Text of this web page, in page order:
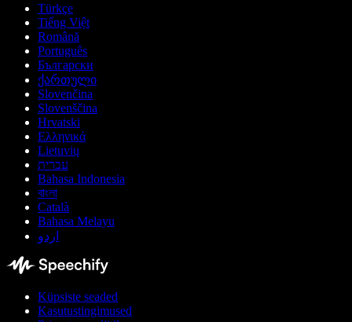
Türkçe
Tiếng Việt
Română
Português
Български
ქართული
Slovenčina
Slovenščina
Hrvatski
Ελληνικά
Lietuvių
עברית
Bahasa Indonesia
বাংলা
Català
Bahasa Melayu
اردو
Küpsiste seaded
Kasutustingimused